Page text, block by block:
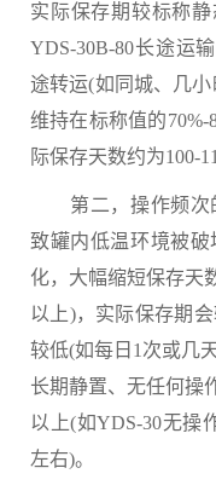
实际保存期较标称静
YDS-30B-80长途运
途转运(如同城、几
维持在标称值的70%-
际保存天数约为100-
第二，操作频次
致罐内低温环境被
化，大幅缩短保存天
以上)，实际保存期
较低(如每日1次或几
长期静置、无任何操
以上(如YDS-30无操
左右)。